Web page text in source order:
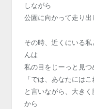
しながら
公園に向かって走り
その時、近くにいる
んは
私の目をじーっと見
「では、あなたには
と言いながら、大き
から